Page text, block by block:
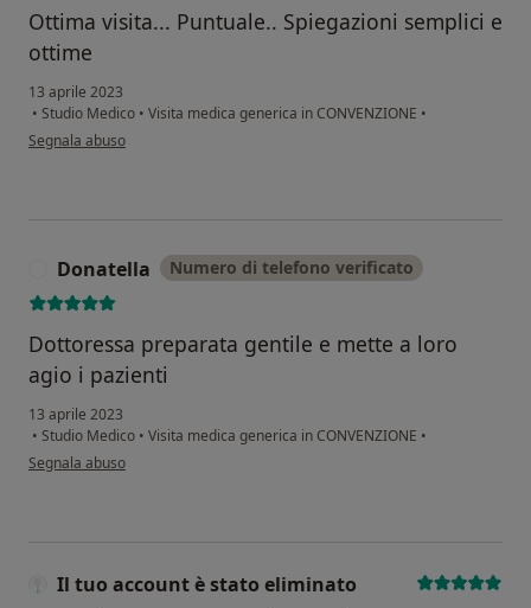
Ottima visita... Puntuale.. Spiegazioni semplici e
ottime
13 aprile 2023
• Studio Medico • Visita medica generica in CONVENZIONE •
secondo l'opinione dell'utente Erica
Segnala abuso
Donatella Numero di telefono verificato
Dottoressa preparata gentile e mette a loro
agio i pazienti
13 aprile 2023
• Studio Medico • Visita medica generica in CONVENZIONE •
secondo l'opinione dell'utente Donatella
Segnala abuso
Il tuo account è stato eliminato